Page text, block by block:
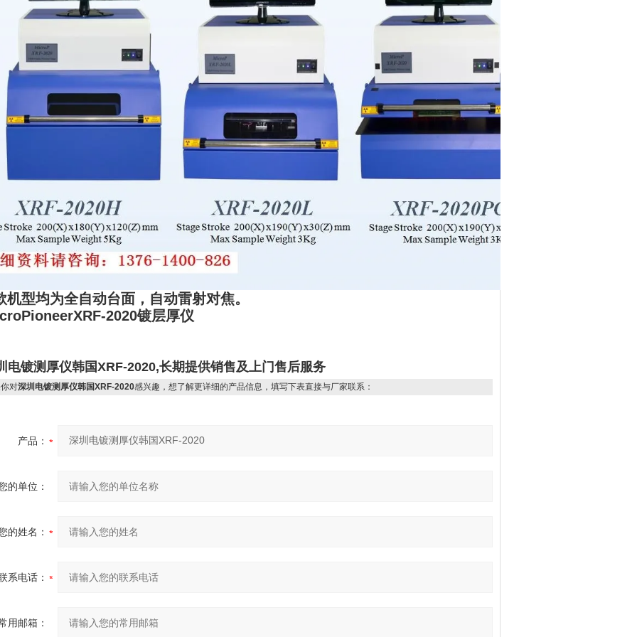
机型均为全自动台面，自动雷射对焦。
2020镀层厚仪
电镀测厚仪韩国XRF-2020,长期提供销售及上门售后服务
对深圳电镀测厚仪韩国XRF-2020感兴趣，想了解更详细的产品信息，填写下表直接与厂家联系：
产品：
的单位：
的姓名：
系电话：
用邮箱：